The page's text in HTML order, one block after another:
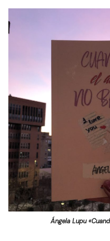
Ángela Lupu